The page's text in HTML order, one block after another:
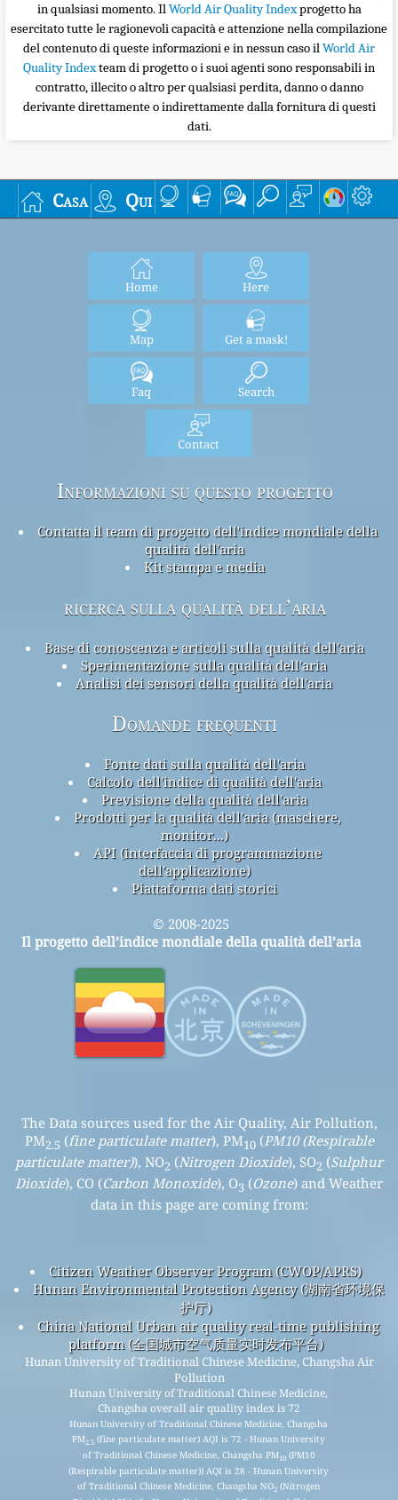
in qualsiasi momento. IlWorld Air Quality Indexprogetto ha
esercitato tutte le ragionevoli capacità e attenzione nella compilazione
del contenuto di queste informazioni e in nessun caso ilWorld Air
Quality Indexteam di progetto o i suoi agenti sono responsabili in
contratto, illecito o altro per qualsiasi perdita, danno o danno
derivante direttamente o indirettamente dalla fornitura di questi
dati.
Casa Qui
Home Here
Map Get a mask!
Faq Search
Contact
Informazioni su questo progetto
Contatta il team di progetto dell'indice mondiale della
qualità dell'aria
Kit stampa e media
ricerca sulla qualità dell’aria
Base di conoscenza e articoli sulla qualità dell'aria
Sperimentazione sulla qualità dell'aria
Analisi dei sensori della qualità dell'aria
Domande frequenti
Fonte dati sulla qualità dell'aria
Calcolo dell'indice di qualità dell'aria
Previsione della qualità dell'aria
Prodotti per la qualità dell'aria (maschere,
monitor...)
API (interfaccia di programmazione
dell'applicazione)
Piattaforma dati storici
© 2008-2025
Il progetto dell’indice mondiale della qualità dell’aria
The Data sources used for the Air Quality, Air Pollution,
PM2.5 (fine particulate matter), PM10(PM10 (Respirable
particulate matter)), NO2 (Nitrogen Dioxide), SO2 (Sulphur
Dioxide), CO (Carbon Monoxide), O3 (Ozone) and Weather
data in this page are coming from:
Citizen Weather Observer Program (CWOP/APRS)
Hunan Environmental Protection Agency (湖南省环境保
护厅)
China National Urban air quality real-time publishing
platform (全国城市空气质量实时发布平台)
Hunan University of Traditional Chinese Medicine, Changsha Air
Pollution
Hunan University of Traditional Chinese Medicine,
Changsha overall air quality index is 72
Hunan University of Traditional Chinese Medicine, Changsha
PM2.5 (fine particulate matter) AQI is 72 - Hunan University
of Traditional Chinese Medicine, Changsha PM10(PM10
(Respirable particulate matter)) AQI is 28 - Hunan University
of Traditional Chinese Medicine, Changsha NO2 (Nitrogen